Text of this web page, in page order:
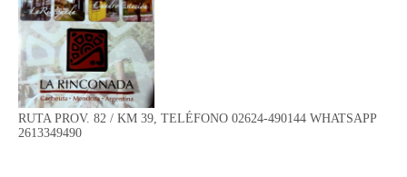
RUTA PROV. 82 / KM 39, TELÉFONO 02624-490144 WHATSAPP
2613349490